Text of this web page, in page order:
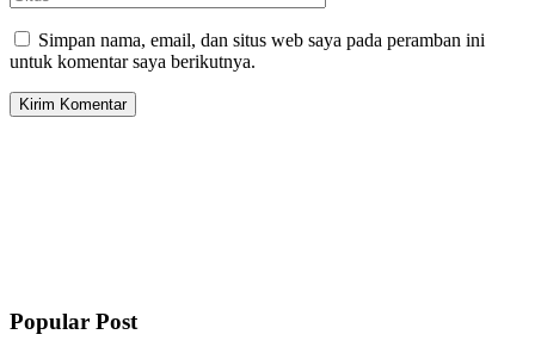
Simpan nama, email, dan situs web saya pada peramban ini
untuk komentar saya berikutnya.
Popular Post